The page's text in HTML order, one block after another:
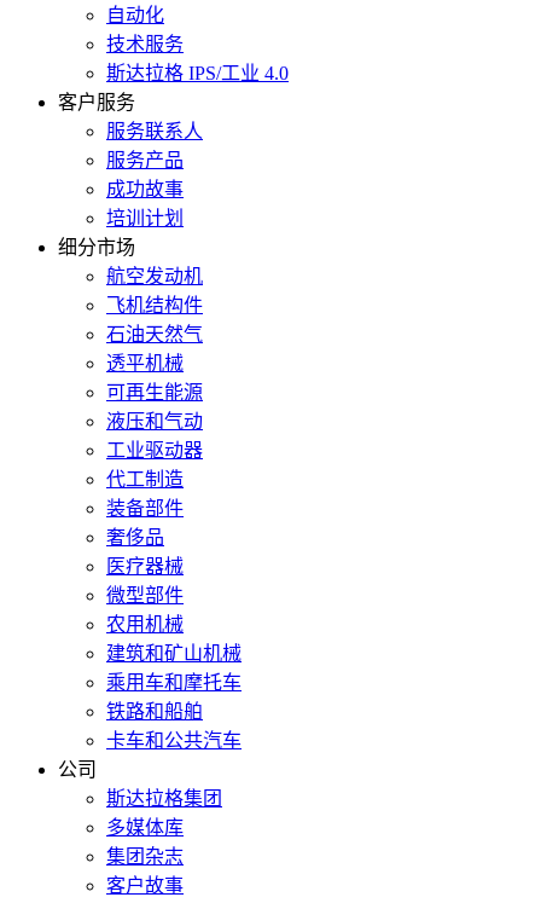
自动化
技术服务
斯达拉格 IPS/工业 4.0
客户服务
服务联系人
服务产品
成功故事
培训计划
细分市场
航空发动机
飞机结构件
石油天然气
透平机械
可再生能源
液压和气动
工业驱动器
代工制造
装备部件
奢侈品
医疗器械
微型部件
农用机械
建筑和矿山机械
乘用车和摩托车
铁路和船舶
卡车和公共汽车
公司
斯达拉格集团
多媒体库
集团杂志
客户故事